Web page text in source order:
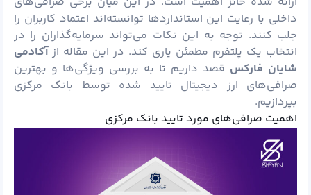
داخلی با رعایت این استانداردها توانسته‌اند اعتماد کاربران را
جلب کنند. توجه به این نکات می‌تواند سرمایه‌گذاران را در
انتخاب یک پلتفرم مطمئن یاری کند. در این مقاله ازآکادمی
شایان فارکس قصد داریم تا به بررسی ویژگی‌ها و بهترین
صرافی‌های ارز دیجیتال تایید شده توسط بانک مرکزی
بپردازیم.
اهمیت صرافی‌های مورد تایید بانک مرکزی